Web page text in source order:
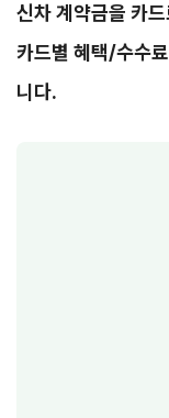
신차 계약금을 카
카드별 혜택/수수
니다.